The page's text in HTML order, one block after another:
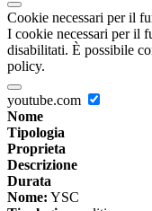
Cookie necessari per il
I cookie necessari per il
disabilitati. È possibile
policy.
youtube.com
Nome
Tipologia
Proprieta
Descrizione
Durata
Nome: YSC